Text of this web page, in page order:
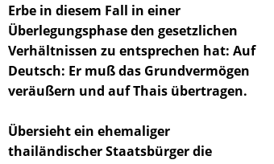
Erbe in diesem Fall in einer
Überlegungsphase den gesetzlichen
Verhältnissen zu entsprechen hat: Auf
Deutsch: Er muß das Grundvermögen
veräußern und auf Thais übertragen.
Übersieht ein ehemaliger
thailändischer Staatsbürger die